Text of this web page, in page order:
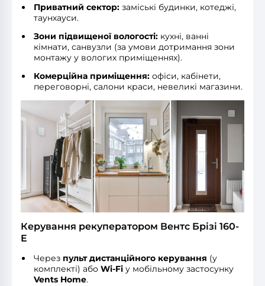
Приватний сектор: заміські будинки, котеджі,
таунхауси.
Зони підвищеної вологості: кухні, ванні
кімнати, санвузли (за умови дотримання зони
монтажу у вологих приміщеннях).
Комерційна приміщення: офіси, кабінети,
переговорні, салони краси, невеликі магазини.
Керування рекуператором Вентс Брізі 160-
E
Через пульт дистанційного керування (у
комплекті) або Wi-Fi у мобільному застосунку
Vents Home.